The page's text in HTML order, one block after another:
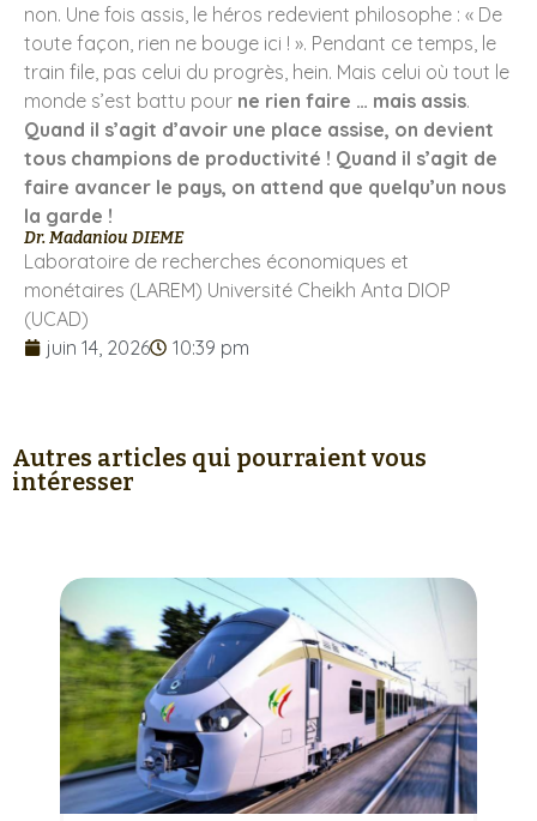
non. Une fois assis, le héros redevient philosophe : « De
toute façon, rien ne bouge ici ! ». Pendant ce temps, le
train file, pas celui du progrès, hein. Mais celui où tout le
monde s’est battu pour ne rien faire … mais assis.
Quand il s’agit d’avoir une place assise, on devient
tous champions de productivité ! Quand il s’agit de
faire avancer le pays, on attend que quelqu’un nous
la garde !
Dr. Madaniou DIEME
Laboratoire de recherches économiques et
monétaires (LAREM) Université Cheikh Anta DIOP
(UCAD)
juin 14, 2026
10:39 pm
Autres articles qui pourraient vous
intéresser